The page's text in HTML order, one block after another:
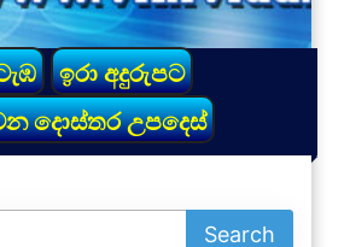
ඉරා අදුරුපට
දොස්තර උපදෙස්